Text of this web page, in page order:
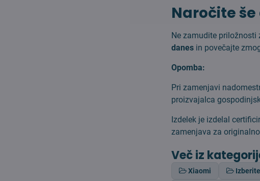
Naročite
Ne zamudite
danes in povečajte
Opomba:
Pri zamenjavi
proizvajalca
Izdelek je izdelal
zamenjava za
Več iz
Xiaomi